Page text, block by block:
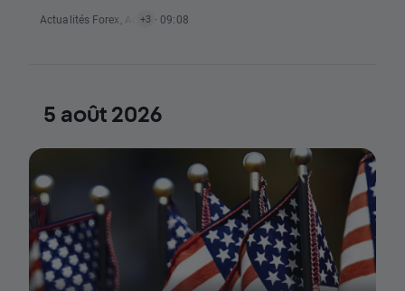
(06/08/2026)
Actualités Forex Actualités Matières Premières
+3 · 09:08
5 août 2026